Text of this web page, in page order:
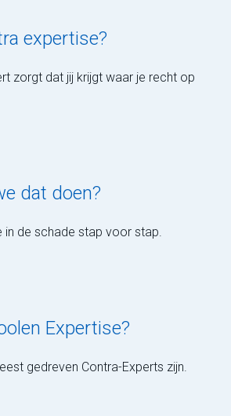
expertise?
zorgt dat jij krijgt waar je recht op
dat doen?
in de schade stap voor stap.
Expertise?
gedreven Contra-Experts zijn.